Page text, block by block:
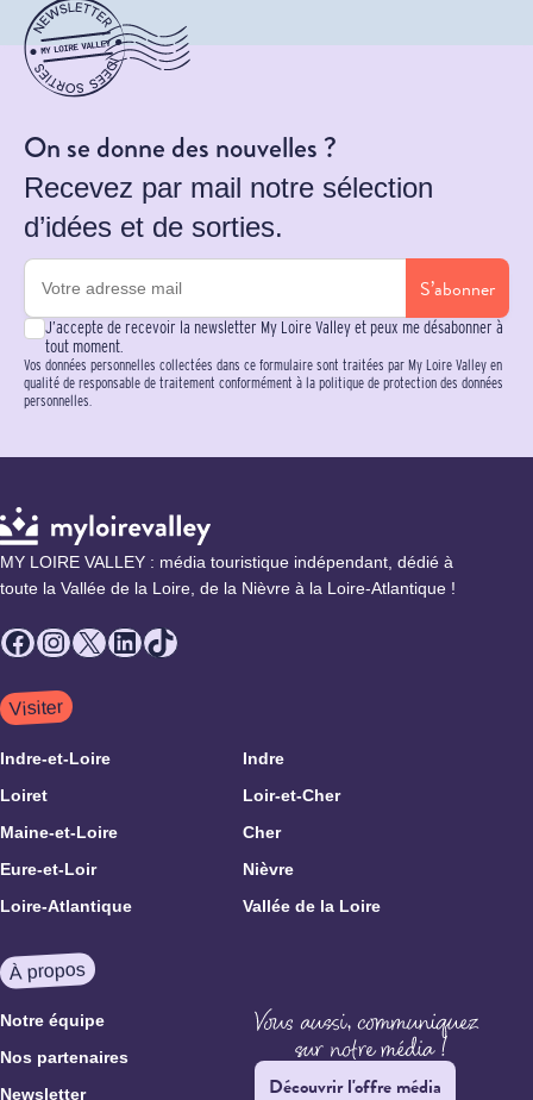
On se donne des nouvelles ?
Recevez par mail notre sélection
d’idées et de sorties.
S’abonner
J’accepte de recevoir la newsletter My Loire Valley et peux me désabonner à
tout moment.
Vos données personnelles collectées dans ce formulaire sont traitées par My Loire Valley en
qualité de responsable de traitement conformément à la politique de protection des données
personnelles.
MY LOIRE VALLEY : média touristique indépendant, dédié à
toute la Vallée de la Loire, de la Nièvre à la Loire-Atlantique !
Facebook
Instagram
X LinkedIn
TikTok
Visiter
Indre-et-Loire
Indre
Loiret
Loir-et-Cher
Maine-et-Loire
Cher
Eure-et-Loir
Nièvre
Loire-Atlantique
Vallée de la Loire
À propos
Notre équipe
Nos partenaires
Newsletter
Découvrir l'offre média